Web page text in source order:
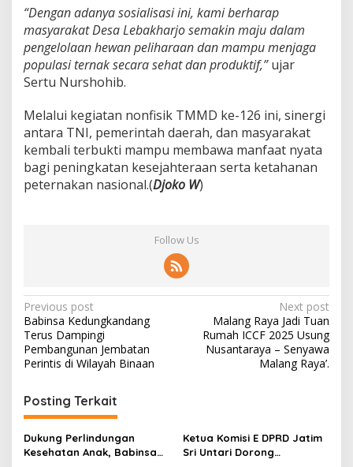
P
e
t
e
r
n
a
n
N
a
s
i
“Dengan adanya sosialisasi ini, kami berharap
masyarakat Desa Lebakharjo semakin maju dalam
pengelolaan hewan peliharaan dan mampu menjaga
populasi ternak secara sehat dan produktif,”ujar
Sertu Nurshohib.
Melalui kegiatan nonfisik TMMD ke-126 ini, sinergi
antara TNI, pemerintah daerah, dan masyarakat
kembali terbukti mampu membawa manfaat nyata
bagi peningkatan kesejahteraan serta ketahanan
peternakan nasional.(Djoko W)
Follow Us
P
o
s
n
a
v
Previous post
Babinsa Kedungkandang
Terus Dampingi
Pembangunan Jembatan
Perintis di Wilayah Binaan
Next post
Malang Raya Jadi Tuan
Rumah ICCF 2025 Usung
Nusantaraya – Senyawa
Malang Raya’.
Posting Terkait
Dukung Perlindungan
Kesehatan Anak, Babinsa
Ketua Komisi E DPRD Jatim
Sri Untari Dorong